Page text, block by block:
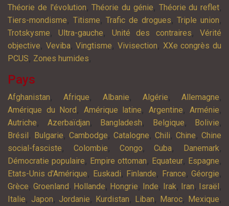
Théorie de l'évolution,Théorie du génie, Théorie du reflet,
Tiers-mondisme, Titisme,Trafic de drogues,Triple union,
Trotskysme,Ultra-gauche, Unité des contraires,Vérité
objective, Veviba,Vingtisme,Vivisection, XXe congrès du
PCUS, Zones humides,
Pays
Afghanistan, Afrique, Albanie, Algérie, Allemagne,
Amérique du Nord , Amérique latine, Argentine, Arménie,
Autriche, Azerbaïdjan, Bangladesh, Belgique, Bolivie,
Brésil , Bulgarie, Cambodge, Catalogne, Chili, Chine, Chine
social-fasciste, Colombie, Congo,Cuba, Danemark,
Démocratie populaire, Empire ottoman, Equateur, Espagne,
Etats-Unis d'Amérique, Euskadi, Finlande, France,Géorgie,
Grèce, Groenland , Hollande, Hongrie, Inde, Irak, Iran, Israël ,
Italie, Japon, Jordanie, Kurdistan, Liban, Maroc, Mexique,